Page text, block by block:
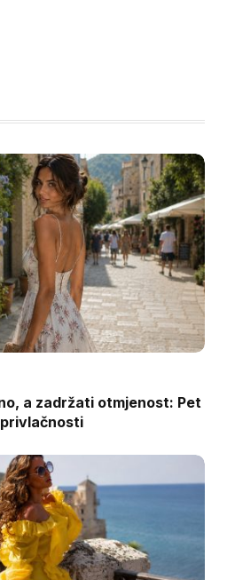
a zadržati otmjenost: Pet